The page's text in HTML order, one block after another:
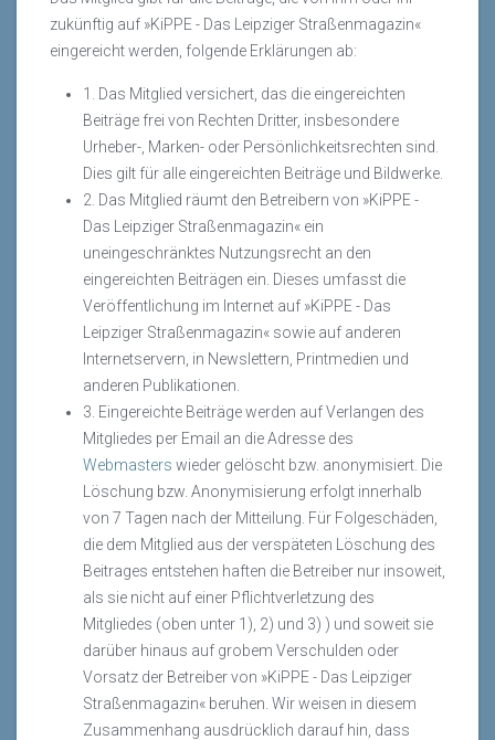
zukünftig auf »KiPPE - Das Leipziger Straßenmagazin«
eingereicht werden, folgende Erklärungen ab:
1. Das Mitglied versichert, das die eingereichten
Beiträge frei von Rechten Dritter, insbesondere
Urheber-, Marken- oder Persönlichkeitsrechten sind.
Dies gilt für alle eingereichten Beiträge und Bildwerke.
2. Das Mitglied räumt den Betreibern von »KiPPE -
Das Leipziger Straßenmagazin« ein
uneingeschränktes Nutzungsrecht an den
eingereichten Beiträgen ein. Dieses umfasst die
Veröffentlichung im Internet auf »KiPPE - Das
Leipziger Straßenmagazin« sowie auf anderen
Internetservern, in Newslettern, Printmedien und
anderen Publikationen.
3. Eingereichte Beiträge werden auf Verlangen des
Mitgliedes per Email an die Adresse des
Webmasters wieder gelöscht bzw. anonymisiert. Die
Löschung bzw. Anonymisierung erfolgt innerhalb
von 7 Tagen nach der Mitteilung. Für Folgeschäden,
die dem Mitglied aus der verspäteten Löschung des
Beitrages entstehen haften die Betreiber nur insoweit,
als sie nicht auf einer Pflichtverletzung des
Mitgliedes (oben unter 1), 2) und 3) ) und soweit sie
darüber hinaus auf grobem Verschulden oder
Vorsatz der Betreiber von »KiPPE - Das Leipziger
Straßenmagazin« beruhen. Wir weisen in diesem
Zusammenhang ausdrücklich darauf hin, dass